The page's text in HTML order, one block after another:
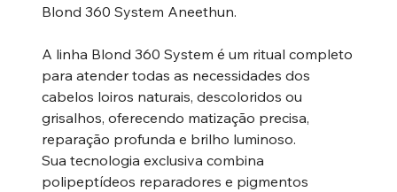
Blond 360 System Aneethun.
A linha Blond 360 System é um ritual completo
para atender todas as necessidades dos
cabelos loiros naturais, descoloridos ou
grisalhos, oferecendo matização precisa,
reparação profunda e brilho luminoso.
Sua tecnologia exclusiva combina
polipeptídeos reparadores e pigmentos